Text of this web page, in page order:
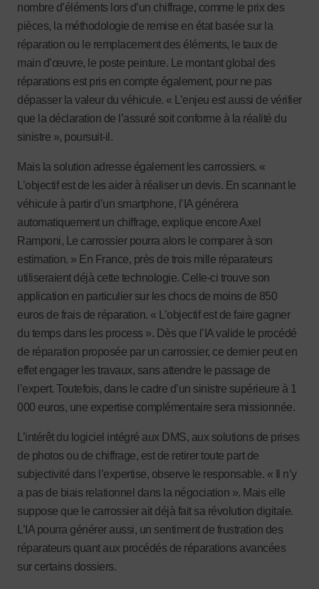
nombre d’éléments lors d’un chiffrage, comme le prix des
pièces, la méthodologie de remise en état basée sur la
réparation ou le remplacement des éléments, le taux de
main d’œuvre, le poste peinture. Le montant global des
réparations est pris en compte également, pour ne pas
dépasser la valeur du véhicule. « L’enjeu est aussi de vérifier
que la déclaration de l’assuré soit conforme à la réalité du
sinistre », poursuit-il.
Mais la solution adresse également les carrossiers. «
L’objectif est de les aider à réaliser un devis. En scannant le
véhicule à partir d’un smartphone, l’IA générera
automatiquement un chiffrage, explique encore Axel
Ramponi, Le carrossier pourra alors le comparer à son
estimation. » En France, près de trois mille réparateurs
utiliseraient déjà cette technologie. Celle-ci trouve son
application en particulier sur les chocs de moins de 850
euros de frais de réparation. « L’objectif est de faire gagner
du temps dans les process ». Dès que l’IA valide le procédé
de réparation proposée par un carrossier, ce dernier peut en
effet engager les travaux, sans attendre le passage de
l’expert. Toutefois, dans le cadre d’un sinistre supérieure à 1
000 euros, une expertise complémentaire sera missionnée.
L’intérêt du logiciel intégré aux DMS, aux solutions de prises
de photos ou de chiffrage, est de retirer toute part de
subjectivité dans l’expertise, observe le responsable. « Il n’y
a pas de biais relationnel dans la négociation ». Mais elle
suppose que le carrossier ait déjà fait sa révolution digitale.
L’IA pourra générer aussi, un sentiment de frustration des
réparateurs quant aux procédés de réparations avancées
sur certains dossiers.